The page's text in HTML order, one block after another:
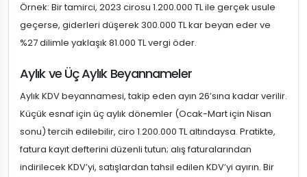
Örnek: Bir tamirci, 2023 cirosu 1.200.000 TL ile gerçek usule
geçerse, giderleri düşerek 300.000 TL kar beyan eder ve
%27 dilimle yaklaşık 81.000 TL vergi öder.
Aylık ve Üç Aylık Beyannameler
Aylık KDV beyannamesi, takip eden ayın 26’sına kadar verilir.
Küçük esnaf için üç aylık dönemler (Ocak-Mart için Nisan
sonu) tercih edilebilir, ciro 1.200.000 TL altındaysa. Pratikte,
fatura kayıt defterini düzenli tutun; alış faturalarından
indirilecek KDV’yi, satışlardan tahsil edilen KDV’yi ayırın. Bir